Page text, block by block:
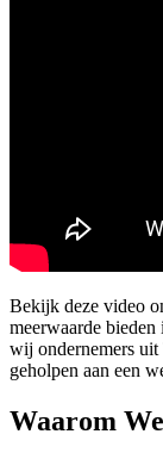
Bekijk deze video
meerwaarde
wij ondernemers
geholpen aan een
Waarom